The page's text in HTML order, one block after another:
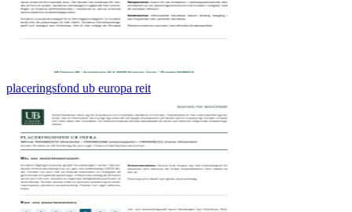
placeringsfond ub europa reit